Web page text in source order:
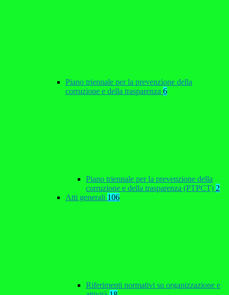
Piano triennale per la prevenzione della
corruzione e della trasparenza 6
Piano triennale per la prevenzione della
corruzione e della trasparenza (PTPCT) 2
Atti generali 106
Riferimenti normativi su organizzazione e